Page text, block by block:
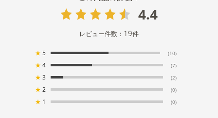
4.4
レビュー件数： 19件
★ 5 (10)
★ 4 (7)
★ 3 (2)
★ 2 (0)
★ 1 (0)